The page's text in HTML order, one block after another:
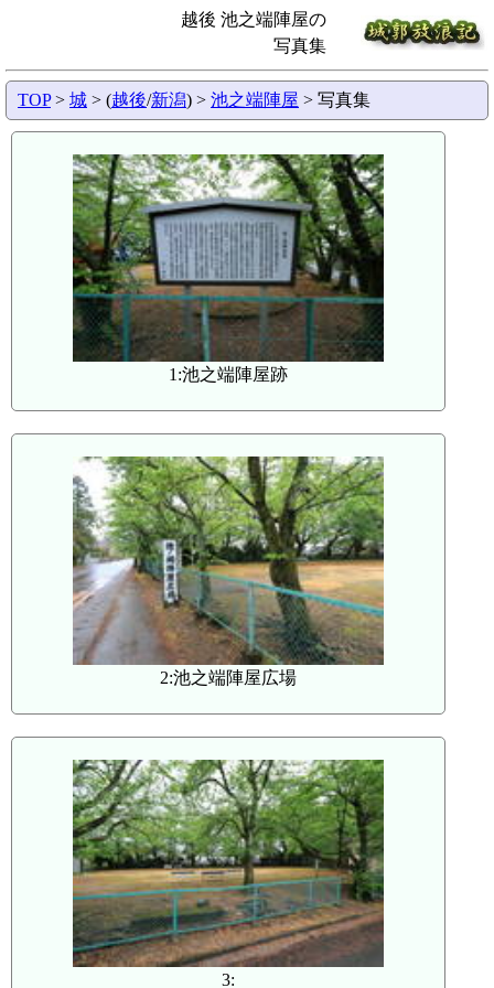
越後 池之端陣屋の
写真集
TOP> 城 > (越後/新潟) > 池之端陣屋 > 写真集
1:池之端陣屋跡
2:池之端陣屋広場
3: